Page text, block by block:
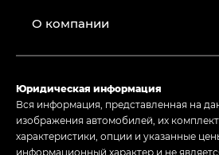
О компании
Юридическая информация
Вся информация, представленная на
изображения автомобилей, их
характеристики, опции и указанные
информационный характер и не